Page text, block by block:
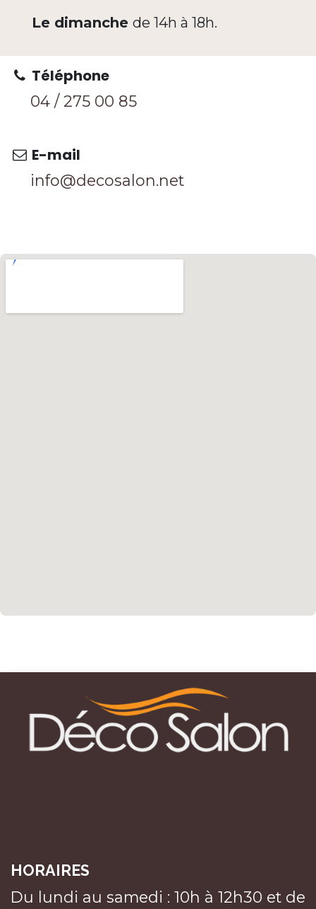
Le dimanche de 14h à 18h.
Téléphone
04 / 275 00 85
E-mail
info@decosalon.net
HORAIRES
Du lundi au samedi : 10h à 12h30 et de